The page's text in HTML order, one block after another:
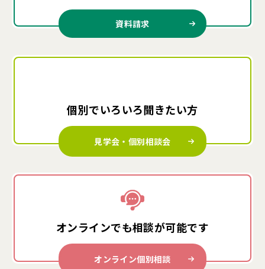
資料請求
個別でいろいろ聞きたい方
見学会・個別相談会
オンラインでも相談が可能です
オンライン個別相談